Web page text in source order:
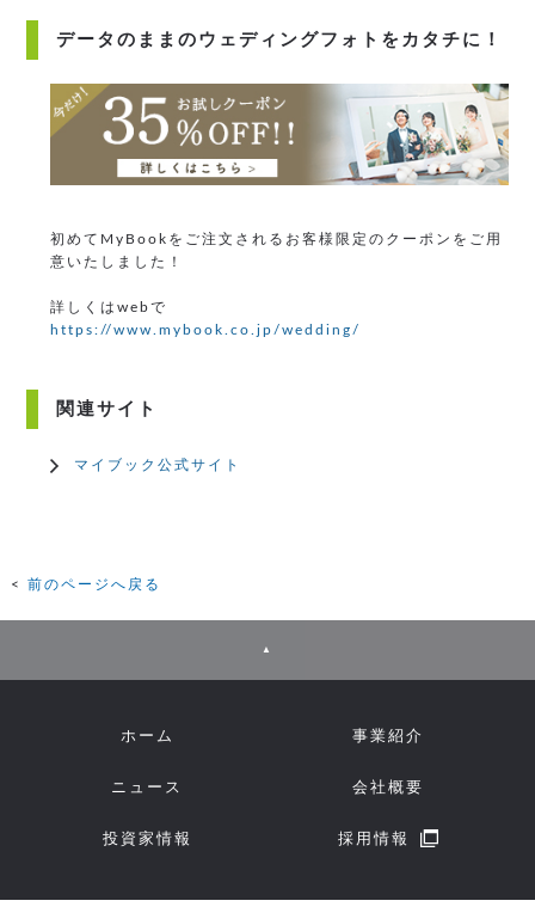
データのままのウェディングフォトをカタチに！
初めてMyBookをご注文されるお客様限定のクーポンをご用
意いたしました！
詳しくはwebで
https://www.mybook.co.jp/wedding/
関連サイト
マイブック公式サイト
前のページへ戻る
▲
ホーム 事業紹介
ニュース 会社概要
投資家情報 採用情報